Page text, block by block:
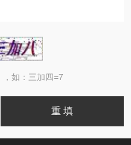
如：三加四=7